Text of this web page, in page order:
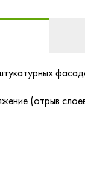
(отрыв